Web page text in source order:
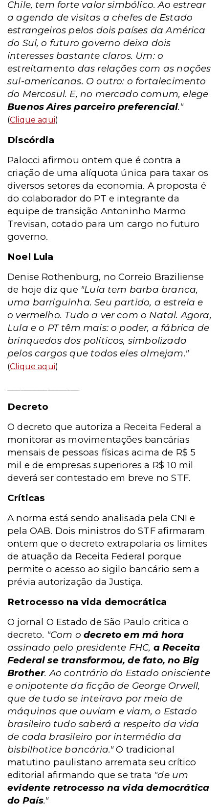
Chile, tem forte valor simbólico. Ao estrear
a agenda de visitas a chefes de Estado
estrangeiros pelos dois países da América
do Sul, o futuro governo deixa dois
interesses bastante claros. Um: o
estreitamento das relações com as nações
sul-americanas. O outro: o fortalecimento
do Mercosul. E, no mercado comum, elege
Buenos Aires parceiro preferencial."
(Clique aqui)
Discórdia
Palocci afirmou ontem que é contra a
criação de uma alíquota única para taxar os
diversos setores da economia. A proposta é
do colaborador do PT e integrante da
equipe de transição Antoninho Marmo
Trevisan, cotado para um cargo no futuro
governo.
Noel Lula
Denise Rothenburg, no Correio Braziliense
de hoje diz que "Lula tem barba branca,
uma barriguinha. Seu partido, a estrela e
o vermelho. Tudo a ver com o Natal. Agora,
Lula e o PT têm mais: o poder, a fábrica de
brinquedos dos políticos, simbolizada
pelos cargos que todos eles almejam."
(Clique aqui)
Decreto
O decreto que autoriza a Receita Federal a
monitorar as movimentações bancárias
mensais de pessoas físicas acima de R$ 5
mil e de empresas superiores a R$ 10 mil
deverá ser contestado em breve no STF.
Críticas
A norma está sendo analisada pela CNI e
pela OAB. Dois ministros do STF afirmaram
ontem que o decreto extrapolaria os limites
de atuação da Receita Federal porque
permite o acesso ao sigilo bancário sem a
prévia autorização da Justiça.
Retrocesso na vida democrática
O jornal O Estado de São Paulo critica o
decreto. "Com o decreto em má hora
assinado pelo presidente FHC, a Receita
Federal se transformou, de fato, no Big
Brother. Ao contrário do Estado onisciente
e onipotente da ficção de George Orwell,
que de tudo se inteirava por meio de
máquinas que ouviam e viam, o Estado
brasileiro tudo saberá a respeito da vida
de cada brasileiro por intermédio da
bisbilhotice bancária."O tradicional
matutino paulistano arremata seu crítico
editorial afirmando que se trata "de um
evidente retrocesso na vida democrática
do País."